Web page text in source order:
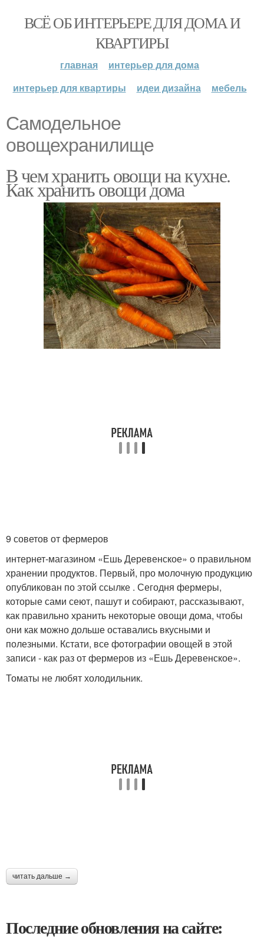
ВСЁ ОБ ИНТЕРЬЕРЕ ДЛЯ ДОМА И
КВАРТИРЫ
главная
интерьер для дома
интерьер для квартиры
идеи дизайна мебель
Самодельное
овощехранилище
В чем хранить овощи на кухне.
Как хранить овощи дома
9 советов от фермеров
интернет-магазином «Ешь Деревенское» о правильном
хранении продуктов. Первый, про молочную продукцию
опубликован по этой ссылке . Сегодня фермеры,
которые сами сеют, пашут и собирают, рассказывают,
как правильно хранить некоторые овощи дома, чтобы
они как можно дольше оставались вкусными и
полезными. Кстати, все фотографии овощей в этой
записи - как раз от фермеров из «Ешь Деревенское».
Томаты не любят холодильник.
читать дальше →
Последние обновления на сайте: